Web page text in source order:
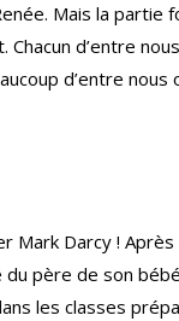
Mais la partie
d’entre
d’entre
Mark Darcy !
père de son
les classes